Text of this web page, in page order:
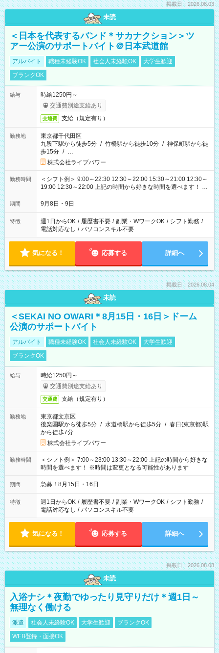
掲載日：2026.08.03
未読
＜日本を代表するバンド＊サカナクション＞ツ
アー公演のサポートバイト＠日本武道館
アルバイト 職種未経験OK 社会人未経験OK
大学生歓迎
ブランクOK
給与
時給1250円～
交通費別途支給あり
交通費 支給（規定有り）
勤務地
東京都千代田区
九段下駅から徒歩5分 / 竹橋駅から徒歩10分 / 神保町駅から徒
歩15分 / …
株式会社ライブパワー
勤務時間
＜シフト例＞ 9:00～22:30 12:30～22:00 15:30～21:00 12:30～
19:00 12:30～22:00 上記の時間から好きな時間を選べます！ ※
時間は変更となる可能性があります
期間 9月8日・9日
特徴 週1日からOK / 履歴書不要 / 副業・WワークOK / シフト勤務 /
電話対応なし / パソコンスキル不要
気になる！ 応募する 詳細へ
掲載日：2026.08.04
未読
＜SEKAI NO OWARI＊8月15日・16日＞ドーム
公演のサポートバイト
アルバイト 職種未経験OK 社会人未経験OK
大学生歓迎
ブランクOK
給与
時給1250円～
交通費別途支給あり
交通費 支給（規定有り）
勤務地
東京都文京区
後楽園駅から徒歩5分 / 水道橋駅から徒歩5分 / 春日(東京都)駅
から徒歩7分
株式会社ライブパワー
勤務時間
＜シフト例＞ 7:00～23:00 13:30～22:00 上記の時間から好きな
時間を選べます！ ※時間は変更となる可能性があります
期間 急募！8月15日・16日
特徴 週1日からOK / 履歴書不要 / 副業・WワークOK / シフト勤務 /
電話対応なし / パソコンスキル不要
気になる！ 応募する 詳細へ
掲載日：2026.08.08
未読
入浴ナシ＊夜勤でゆったり見守りだけ＊週1日～
無理なく働ける
派遣 社会人未経験OK 大学生歓迎
ブランクOK
WEB登録・面接OK